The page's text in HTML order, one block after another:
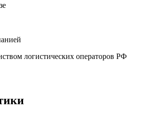
логистических операторов РФ